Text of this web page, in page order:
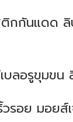
กกันแดด
ลอรูขุมขน
อย มอยส์เ